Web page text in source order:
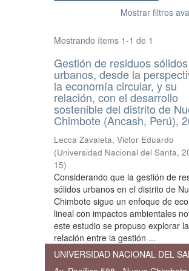
Mostrar filtros
Mostrando ítems 1-1 de 1
Gestión de residuos sólidos
urbanos, desde la
la economía circular, y su
relación, con el desarrollo
sostenible del distrito de
Chimbote (Ancash, Perú),
Lecca Zavaleta, Victor Eduardo
(Universidad Nacional del Santa,
15)
Considerando que la gestión de
sólidos urbanos en el distrito de
Chimbote sigue un enfoque de
lineal con impactos ambientales
este estudio se propuso explorar la
relación entre la gestión ...
UNIVERSIDAD NACIONAL DEL